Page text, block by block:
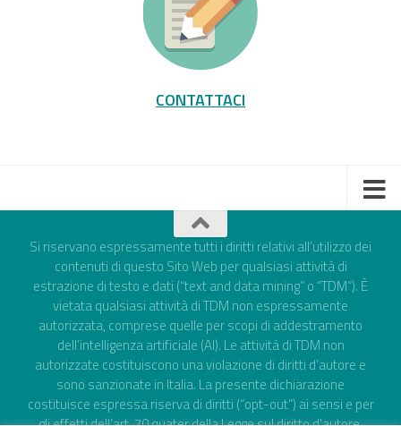
CONTATTACI
Si riservano espressamente tutti i diritti relativi all’utilizzo dei
contenuti di questo Sito Web per qualsiasi attività di
estrazione di testo e dati (“text and data mining” o “TDM”). È
vietata qualsiasi attività di TDM non espressamente
autorizzata, comprese quelle per scopi di addestramento
dell’intelligenza artificiale (AI). Le attività di TDM non
autorizzate costituiscono una violazione di diritti d’autore e
sono sanzionate in Italia. La presente dichiarazione
costituisce espressa riserva di diritti (“opt-out”) ai sensi e per